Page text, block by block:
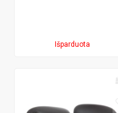
Išparduota